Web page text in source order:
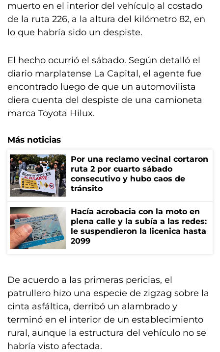
muerto en el interior del vehículo al costado
de la ruta 226, a la altura del kilómetro 82, en
lo que habría sido un despiste.
El hecho ocurrió el sábado. Según detalló el
diario marplatense La Capital, el agente fue
encontrado luego de que un automovilista
diera cuenta del despiste de una camioneta
marca Toyota Hilux.
Más noticias
Por una reclamo vecinal cortaron
ruta 2 por cuarto sábado
consecutivo y hubo caos de
tránsito
Hacía acrobacia con la moto en
plena calle y la subía a las redes:
le suspendieron la licenica hasta
2099
De acuerdo a las primeras pericias, el
patrullero hizo una especie de zigzag sobre la
cinta asfáltica, derribó un alambrado y
terminó en el interior de un establecimiento
rural, aunque la estructura del vehículo no se
habría visto afectada.